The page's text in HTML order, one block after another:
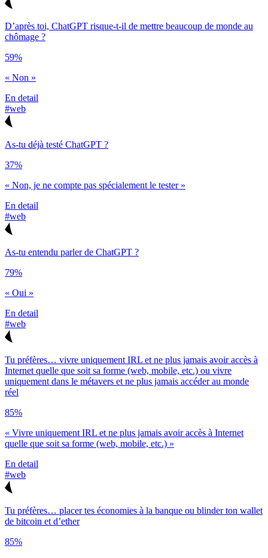
D’après toi, ChatGPT risque-t-il de mettre beaucoup de monde au
chômage ?
59%
« Non »
En detail
#web
As-tu déjà testé ChatGPT ?
37%
« Non, je ne compte pas spécialement le tester »
En detail
#web
As-tu entendu parler de ChatGPT ?
79%
« Oui »
En detail
#web
Tu préfères… vivre uniquement IRL et ne plus jamais avoir accès à
Internet quelle que soit sa forme (web, mobile, etc.) ou vivre
uniquement dans le métavers et ne plus jamais accéder au monde
réel
85%
« Vivre uniquement IRL et ne plus jamais avoir accès à Internet
quelle que soit sa forme (web, mobile, etc.) »
En detail
#web
Tu préfères… placer tes économies à la banque ou blinder ton wallet
de bitcoin et d’ether
85%